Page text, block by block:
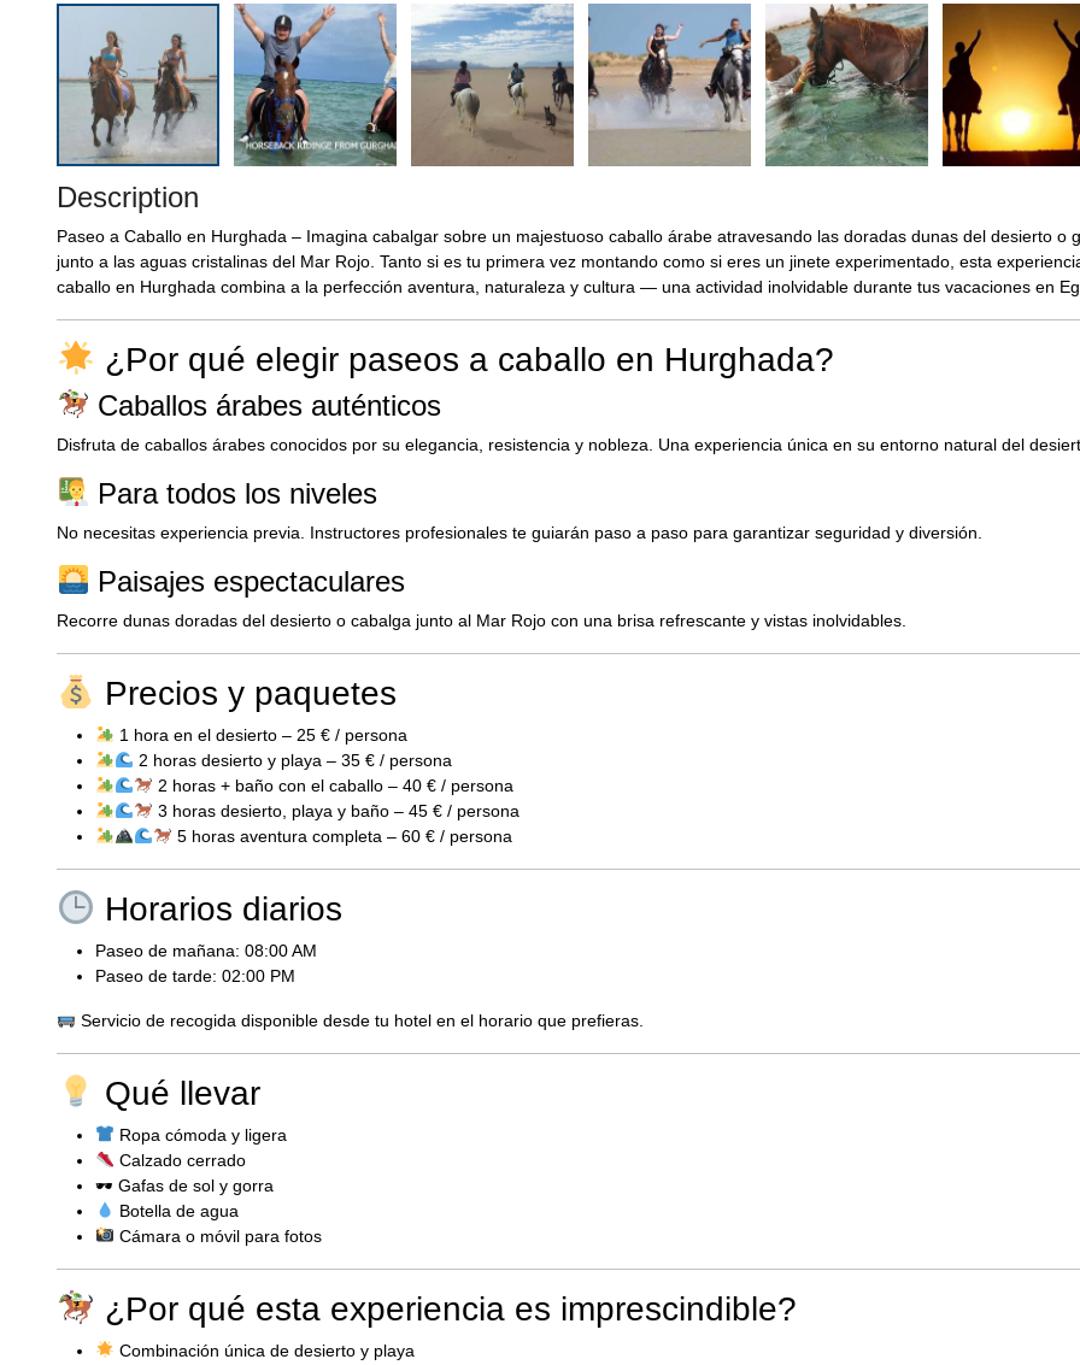
Description
Paseo a Caballo en Hurghada – Imagina cabalgar sobre un majestuoso caballo árabe atravesando las doradas dunas del desierto o
junto a las aguas cristalinas del Mar Rojo. Tanto si es tu primera vez montando como si eres un jinete experimentado, esta
caballo en Hurghada combina a la perfección aventura, naturaleza y cultura — una actividad inolvidable durante tus vacaciones en
¿Por qué elegir paseos a caballo en Hurghada?
Caballos árabes auténticos
Disfruta de caballos árabes conocidos por su elegancia, resistencia y nobleza. Una experiencia única en su entorno natural del
Para todos los niveles
No necesitas experiencia previa. Instructores profesionales te guiarán paso a paso para garantizar seguridad y diversión.
Paisajes espectaculares
Recorre dunas doradas del desierto o cabalga junto al Mar Rojo con una brisa refrescante y vistas inolvidables.
Precios y paquetes
1 hora en el desierto – 25 € / persona
2 horas desierto y playa – 35 € / persona
2 horas + baño con el caballo – 40 € / persona
3 horas desierto, playa y baño – 45 € / persona
5 horas aventura completa – 60 € / persona
Horarios diarios
Paseo de mañana: 08:00 AM
Paseo de tarde: 02:00 PM
Servicio de recogida disponible desde tu hotel en el horario que prefieras.
Qué llevar
Ropa cómoda y ligera
Calzado cerrado
🕶 Gafas de sol y gorra
Botella de agua
Cámara o móvil para fotos
¿Por qué esta experiencia es imprescindible?
Combinación única de desierto y playa